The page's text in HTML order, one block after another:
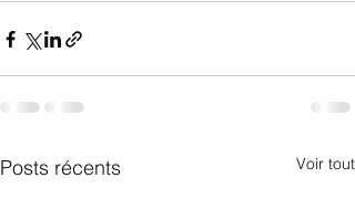
Posts récents Voir tout